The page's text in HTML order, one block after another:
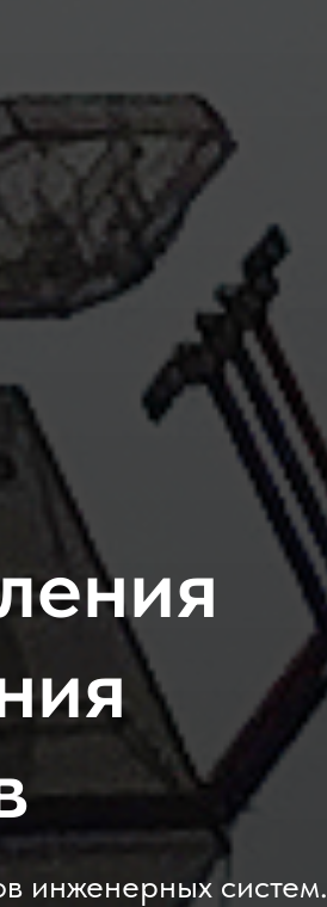
инженерных систем.